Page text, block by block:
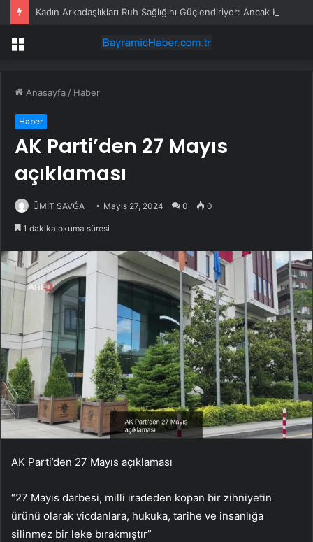
Menü
Anasayfa / Haber
Haber
AK Parti’den 27 Mayıs
açıklaması
ÜMİT SAVĞA Mayıs 27, 2024 0 0
1 dakika okuma süresi
AK Parti’den 27 Mayıs açıklaması
“27 Mayıs darbesi, milli iradeden kopan bir zihniyetin
ürünü olarak vicdanlara, hukuka, tarihe ve insanlığa
silinmez bir leke bırakmıştır”